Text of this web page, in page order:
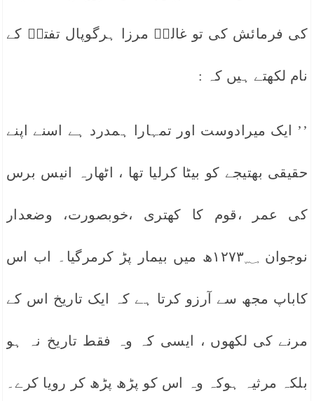
کی فرمائش کی تو غالبؔ مرزا ہرگوپال تفتہؔ کے
نام لکھتے ہیں کہ :
’’ ایک میرادوست اور تمہارا ہمدرد ہے اسنے اپنے
حقیقی بھتیجے کو بیٹا کرلیا تھا ، اٹھارہ انیس برس
کی عمر ،قوم کا کھتری ،خوبصورت، وضعدار
نوجوان ۱۲۷۳؁ھ میں بیمار پڑ کرمرگیا۔ اب اس
کاباپ مجھ سے آرزو کرتا ہے کہ ایک تاریخ اس کے
مرنے کی لکھوں ، ایسی کہ وہ فقط تاریخ نہ ہو
بلکہ مرثیہ ہوکہ وہ اس کو پڑھ پڑھ کر رویا کرے۔